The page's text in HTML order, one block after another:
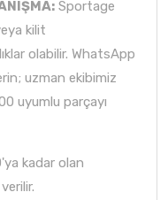
Sportage
kilit
olabilir. WhatsApp
uzman ekibimiz
uyumlu parçayı
kadar olan